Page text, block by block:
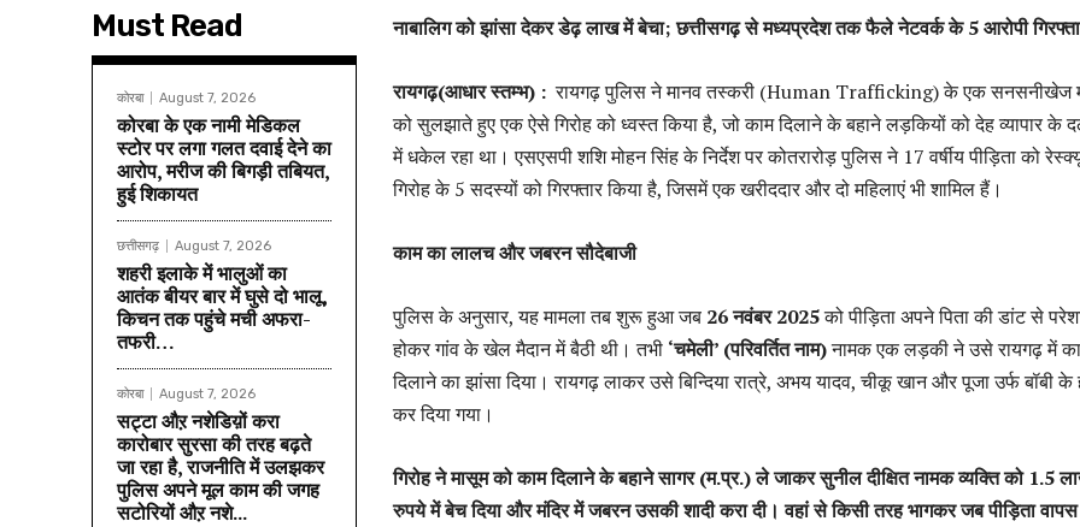
Must Read
कोरबा August 7, 2026
कोरबा के एक नामी मेडिकल
स्टोर पर लगा गलत दवाई देने का
आरोप, मरीज की बिगड़ी तबियत,
हुई शिकायत
छत्तीसगढ़ August 7, 2026
शहरी इलाके में भालुओं का
आतंक बीयर बार में घुसे दो भालू,
किचन तक पहुंचे मची अफरा-
तफरी…
कोरबा August 7, 2026
सट्टा औऱ नशेडिय़ों करा
कारोबार सुरसा की तरह बढ़ते
जा रहा है, राजनीति में उलझकर
पुलिस अपने मूल काम की जगह
सटोरियों औऱ नशे...
नाबालिग को झांसा देकर डेढ़ लाख में बेचा; छत्तीसगढ़ से मध्यप्रदेश तक फैले नेटवर्क के 5 आरोपी
रायगढ़(आधार स्तम्भ) : रायगढ़ पुलिस ने मानव तस्करी (Human Trafficking) के एक सनसनीखेज
को सुलझाते हुए एक ऐसे गिरोह को ध्वस्त किया है, जो काम दिलाने के बहाने लड़कियों को देह व्यापार के
में धकेल रहा था। एसएसपी शशि मोहन सिंह के निर्देश पर कोतरारोड़ पुलिस ने 17 वर्षीय पीड़िता को
गिरोह के 5 सदस्यों को गिरफ्तार किया है, जिसमें एक खरीददार और दो महिलाएं भी शामिल हैं।
काम का लालच और जबरन सौदेबाजी
पुलिस के अनुसार, यह मामला तब शुरू हुआ जब 26 नवंबर 2025को पीड़िता अपने पिता की डांट से
होकर गांव के खेल मैदान में बैठी थी। तभी ‘चमेली’ (परिवर्तित नाम)नामक एक लड़की ने उसे रायगढ़ में
दिलाने का झांसा दिया। रायगढ़ लाकर उसे बिन्दिया रात्रे, अभय यादव, चीकू खान और पूजा उर्फ बॉबी के
कर दिया गया।
गिरोह ने मासूम को काम दिलाने के बहाने सागर (म.प्र.) ले जाकर सुनील दीक्षित नामक व्यक्ति को 1.5
रुपये में बेच दिया और मंदिर में जबरन उसकी शादी करा दी। वहां से किसी तरह भागकर जब पीड़िता वापस